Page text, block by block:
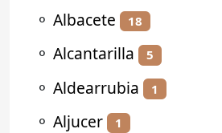
⚬ Albacete 18
⚬ Alcantarilla 5
⚬ Aldearrubia 1
⚬ Aljucer 1